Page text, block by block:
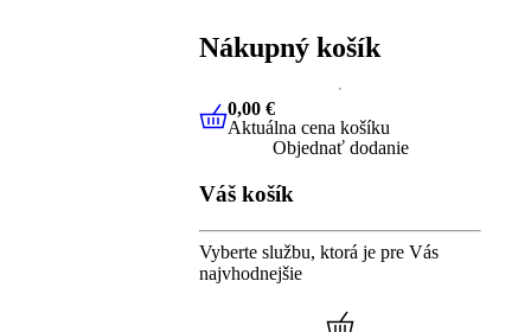
Nákupný košík
0,00 €Aktuálna cena košíku
0,00 €
Aktuálna cena košíku
Objednať dodanie
Váš košík
Vyberte službu, ktorá je pre Vás
najvhodnejšie